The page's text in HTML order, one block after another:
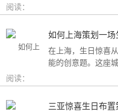
阅读：
如何上海策划一
在上海，生日惊喜
能的创意题。这座
滩的璀璨夜景，还
无尽的灵感
阅读：